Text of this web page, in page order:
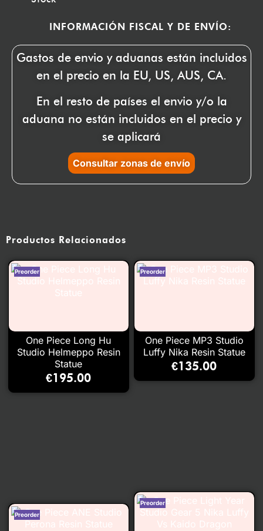
INFORMACIÓN FISCAL Y DE ENVÍO:
Gastos de envio y aduanas están incluidos
en el precio en la EU, US, AUS, CA.
En el resto de países el envio y/o la
aduana no están incluidos en el precio y
se aplicará
Consultar zonas de envío
Productos Relacionados
One Piece Long Hu
Studio Helmeppo Resin
Statue
€195.00
One Piece MP3 Studio
Luffy Nika Resin Statue
€135.00